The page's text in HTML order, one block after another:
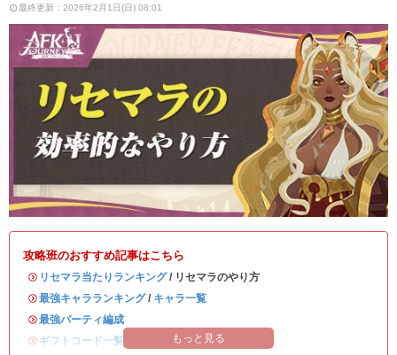
最終更新：2026年2月1日(日) 08:01
攻略班のおすすめ記事はこちら
・ リセマラ当たりランキング/ リセマラのやり方
・最強キャラランキング/ キャラ一覧
・最強パーティ編成
・ ギフトコード一覧｜最新版 もっと見る